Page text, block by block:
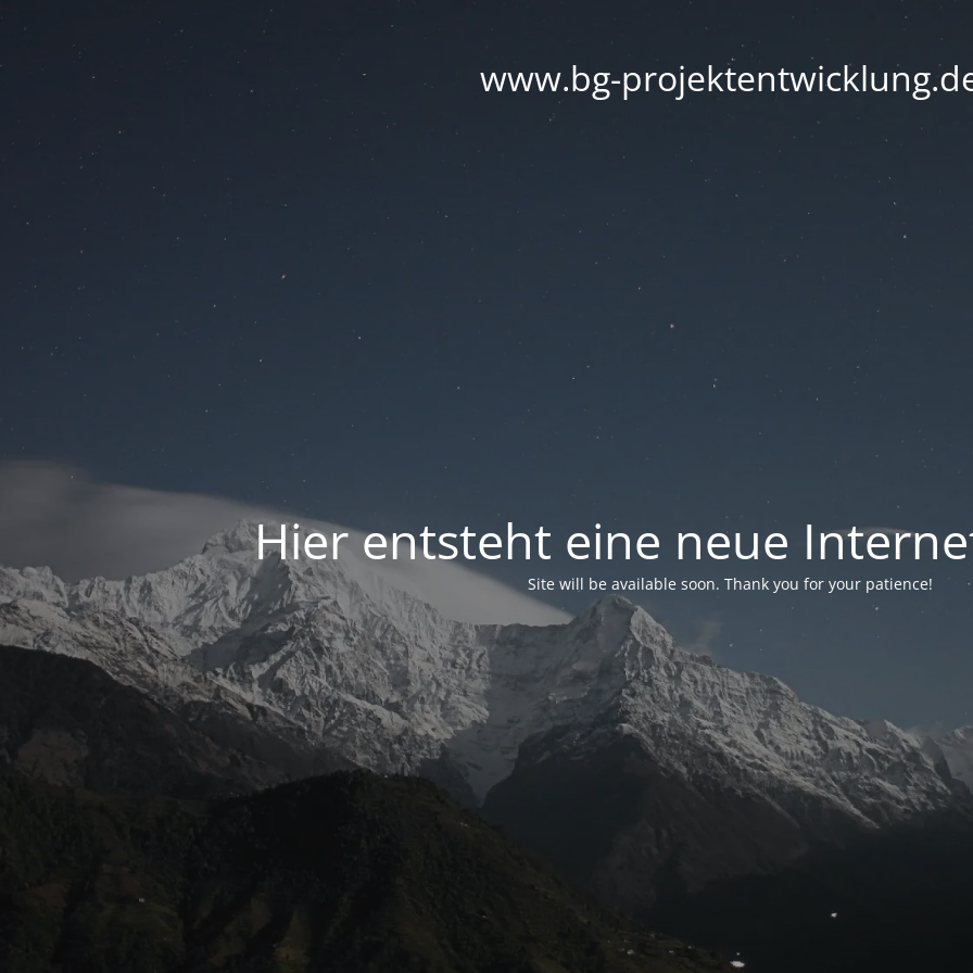
www.bg-
Hier entsteht eine neue
Site will be available soon. Thank you for your patience!